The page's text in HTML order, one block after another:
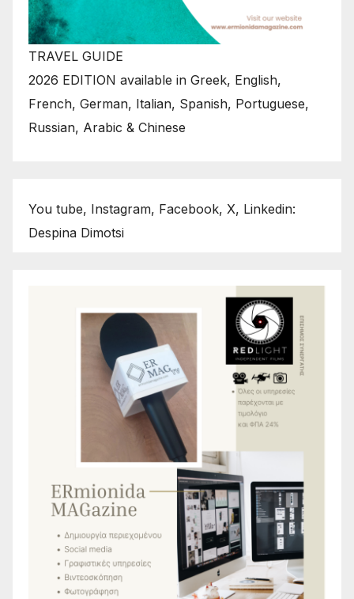
TRAVEL GUIDE
2026 EDITION available in Greek, English,
French, German, Italian, Spanish, Portuguese,
Russian, Arabic & Chinese
You tube, Instagram, Facebook, X, Linkedin:
Despina Dimotsi